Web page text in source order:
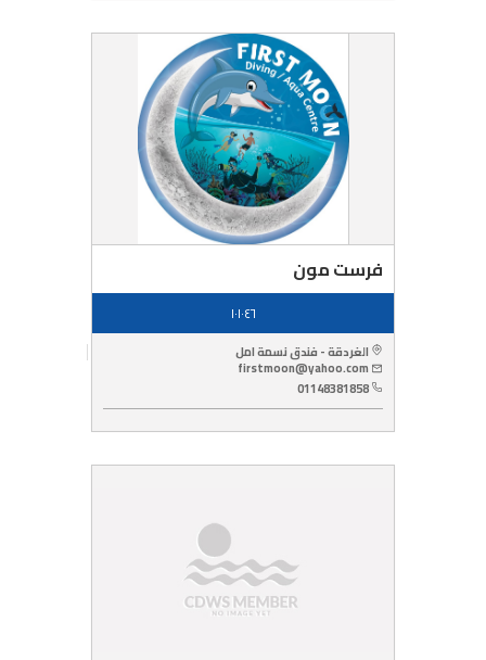
فرست مون
١٠١٠٤٦
الغردقة - فندق نسمة امل
firstmoon@yahoo.com
01148381858